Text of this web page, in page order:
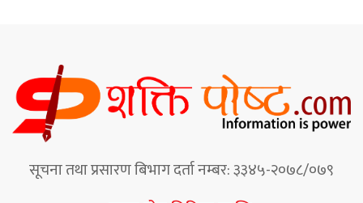
सूचना तथा प्रसारण बिभाग दर्ता नम्बर: ३३४५-२०७८/०७९